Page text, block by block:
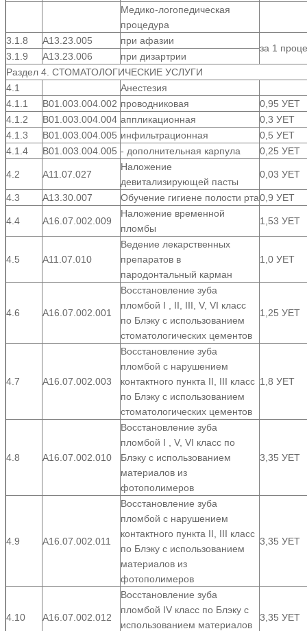
Медико-логопедическая
процедура
3.1.8
А13.23.005 при афазии
за 1
3.1.9 А13.23.006
при дизартрии
Раздел 4. СТОМАТОЛОГИЧЕСКИЕ УСЛУГИ
4.1
Анестезия
4.1.1
В01.003.004.002 проводниковая
0,95 УЕТ
4.1.2
В01.003.004.004 аппликационная
0,3 УЕТ
4.1.3
В01.003.004.005 инфильтрационная
0,5 УЕТ
4.1.4
В01.003.004.005 - дополнительная карпула 0,25 УЕТ
4.2 А11.07.027
Наложение
девитализирующей пасты
0,03 УЕТ
4.3 А13.30.007 Обучение гигиене полости рта0,9 УЕТ
4.4 А16.07.002.009
Наложение временной
пломбы
1,53 УЕТ
4.5 А11.07.010
Ведение лекарственных
препаратов в
пародонтальный карман
1,0 УЕТ
4.6 А16.07.002.001
Восстановление зуба
пломбой I , II, III, V, VI класс
по Блэку с использованием
стоматологических цементов
1,25 УЕТ
4.7 А16.07.002.003
Восстановление зуба
пломбой с нарушением
контактного пункта II, III класс
по Блэку с использованием
стоматологических цементов
1,8 УЕТ
4.8 А16.07.002.010
Восстановление зуба
пломбой I , V, VI класс по
Блэку с использованием
материалов из
фотополимеров
3,35 УЕТ
4.9 А16.07.002.011
Восстановление зуба
пломбой c нарушением
контактного пункта II, III класс
по Блэку с использованием
материалов из
фотополимеров
3,35 УЕТ
4.10 А16.07.002.012
Восстановление зуба
пломбой IV класс по Блэку с
использованием материалов
3,35 УЕТ